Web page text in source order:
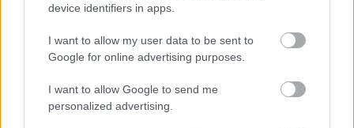
device identifiers in apps.
I want to allow my user data to be sent to
Google for online advertising purposes.
I want to allow Google to send me
personalized advertising.
Betörőbiztos madárodúk
kkm.furdancs•2020. március 12.
Az időjárás viszontagságaitól védett, a ragadozók